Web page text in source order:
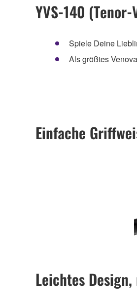
YVS-140 (Tenor-
Spiele Deine
Als größtes
Einfache
Leichtes